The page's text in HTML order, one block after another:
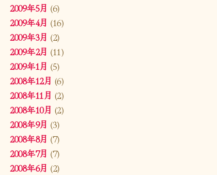
2009年5月 (6)
2009年4月 (16)
2009年3月 (2)
2009年2月 (11)
2009年1月 (5)
2008年12月 (6)
2008年11月 (2)
2008年10月 (2)
2008年9月 (3)
2008年8月 (7)
2008年7月 (7)
2008年6月 (2)